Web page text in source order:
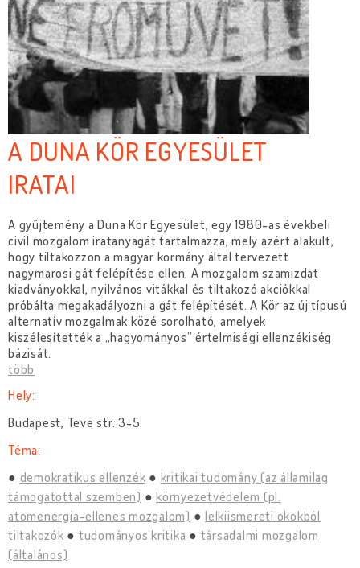
A DUNA KÖR EGYESÜLET
IRATAI
A gyűjtemény a Duna Kör Egyesület, egy 1980-as évekbeli
civil mozgalom iratanyagát tartalmazza, mely azért alakult,
hogy tiltakozzon a magyar kormány által tervezett
nagymarosi gát felépítése ellen. A mozgalom szamizdat
kiadványokkal, nyilvános vitákkal és tiltakozó akciókkal
próbálta megakadályozni a gát felépítését. A Kör az új típusú
alternatív mozgalmak közé sorolható, amelyek
kiszélesítették a „hagyományos” értelmiségi ellenzékiség
bázisát.
több
Hely:
Budapest, Teve str. 3-5.
Téma:
demokratikus ellenzék
kritikai tudomány (az államilag
támogatottal szemben)
környezetvédelem (pl.
atomenergia-ellenes mozgalom)
lelkiismereti okokból
tiltakozók
tudományos kritika
társadalmi mozgalom
(általános)